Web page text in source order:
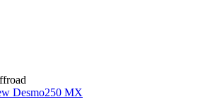
Desmo250 MX